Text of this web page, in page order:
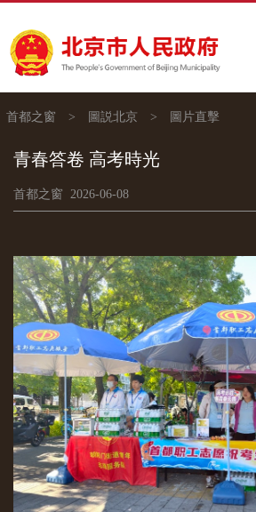
首都之窗 > 圖説北京 > 圖片直擊
青春答卷 高考時光
首都之窗 2026-06-08